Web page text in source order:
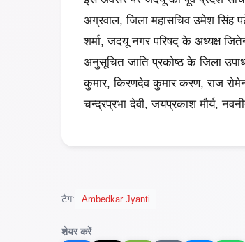
अग्रवाल, जिला महासचिव उमेश सिंह
शर्मा, जदयू नगर परिषद् के अध्यक्ष
अनुसूचित जाति प्रकोष्ठ के जिला
कुमार, किरणदेव कुमार करण, राज
चन्द्रप्रभा देवी, जयप्रकाश मौर्य,
टैग: Ambedkar Jyanti
शेयर करें